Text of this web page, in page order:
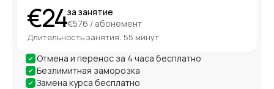
€24за занятие
€576 / абонемент
Длительность занятия: 55 минут
Отмена и перенос за 4 часа бесплатно
Безлимитная заморозка
Замена курса бесплатно